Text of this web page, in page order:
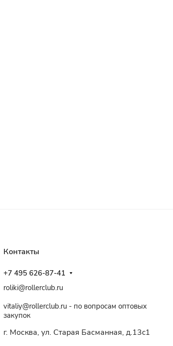
Контакты
+7 495 626-87-41
roliki@rollerclub.ru
vitaliy@rollerclub.ru - по вопросам оптовых
закупок
г. Москва, ул. Старая Басманная, д.13c1